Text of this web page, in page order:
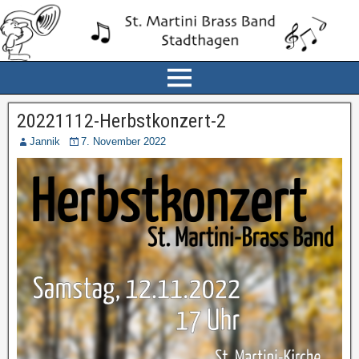
20221112-Herbstkonzert-2
Jannik 7. November 2022